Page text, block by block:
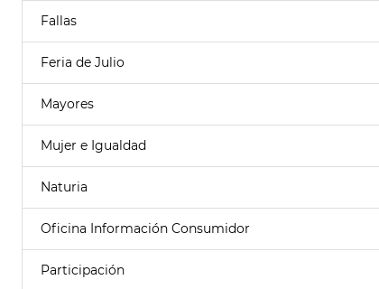
Fallas
Feria de Julio
Mayores
Mujer e Igualdad
Naturia
Oficina Información Consumidor
Participación